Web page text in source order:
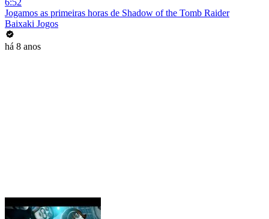
6:52
Jogamos as primeiras horas de Shadow of the Tomb Raider
Baixaki Jogos
há 8 anos